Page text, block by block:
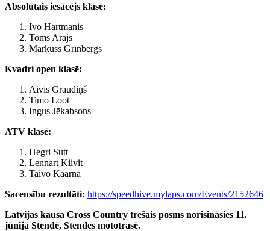
Absolūtais iesācējs klasē:
Ivo Hartmanis
Toms Arājs
Markuss Grīnbergs
Kvadri open klasē:
Aivis Graudiņš
Timo Loot
Ingus Jēkabsons
ATV klasē:
Hegri Sutt
Lennart Kiivit
Taivo Kaarna
Sacensību rezultāti: https://speedhive.mylaps.com/Events/2152646
Latvijas kausa Cross Country trešais posms norisināsies 11.
jūnijā Stendē, Stendes mototrasē.